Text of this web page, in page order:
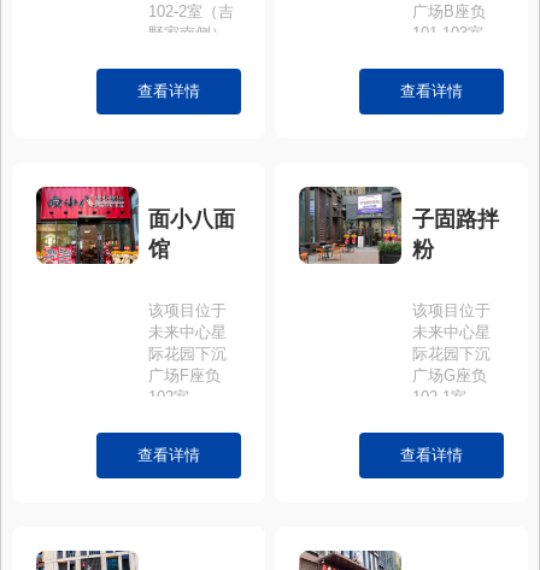
102-2室（吉
野家南侧）
查看详情
广场B座负
101-103室
查看详情
面小八面
馆
该项目位于
未来中心星
际花园下沉
广场F座负
102室
查看详情
子固路拌
粉
该项目位于
未来中心星
际花园下沉
广场G座负
102-1室。
查看详情